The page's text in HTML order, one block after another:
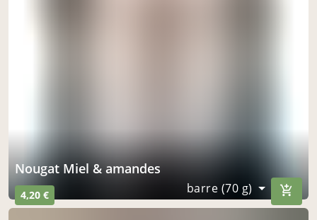
Nougat Miel & amandes
4,20 € barre (70 g)